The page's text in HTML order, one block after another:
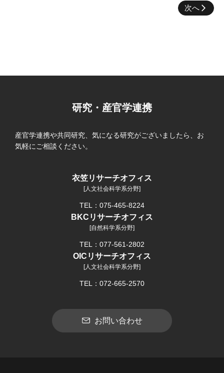
次へ
研究・産官学連携
産官学連携や共同研究、気になる研究がございましたら、お
気軽にご相談ください。
衣笠リサーチオフィス
[人文社会科学系分野]
TEL：075-465-8224
BKCリサーチオフィス
[自然科学系分野]
TEL：077-561-2802
OICリサーチオフィス
[人文社会科学系分野]
TEL：072-665-2570
お問い合わせ